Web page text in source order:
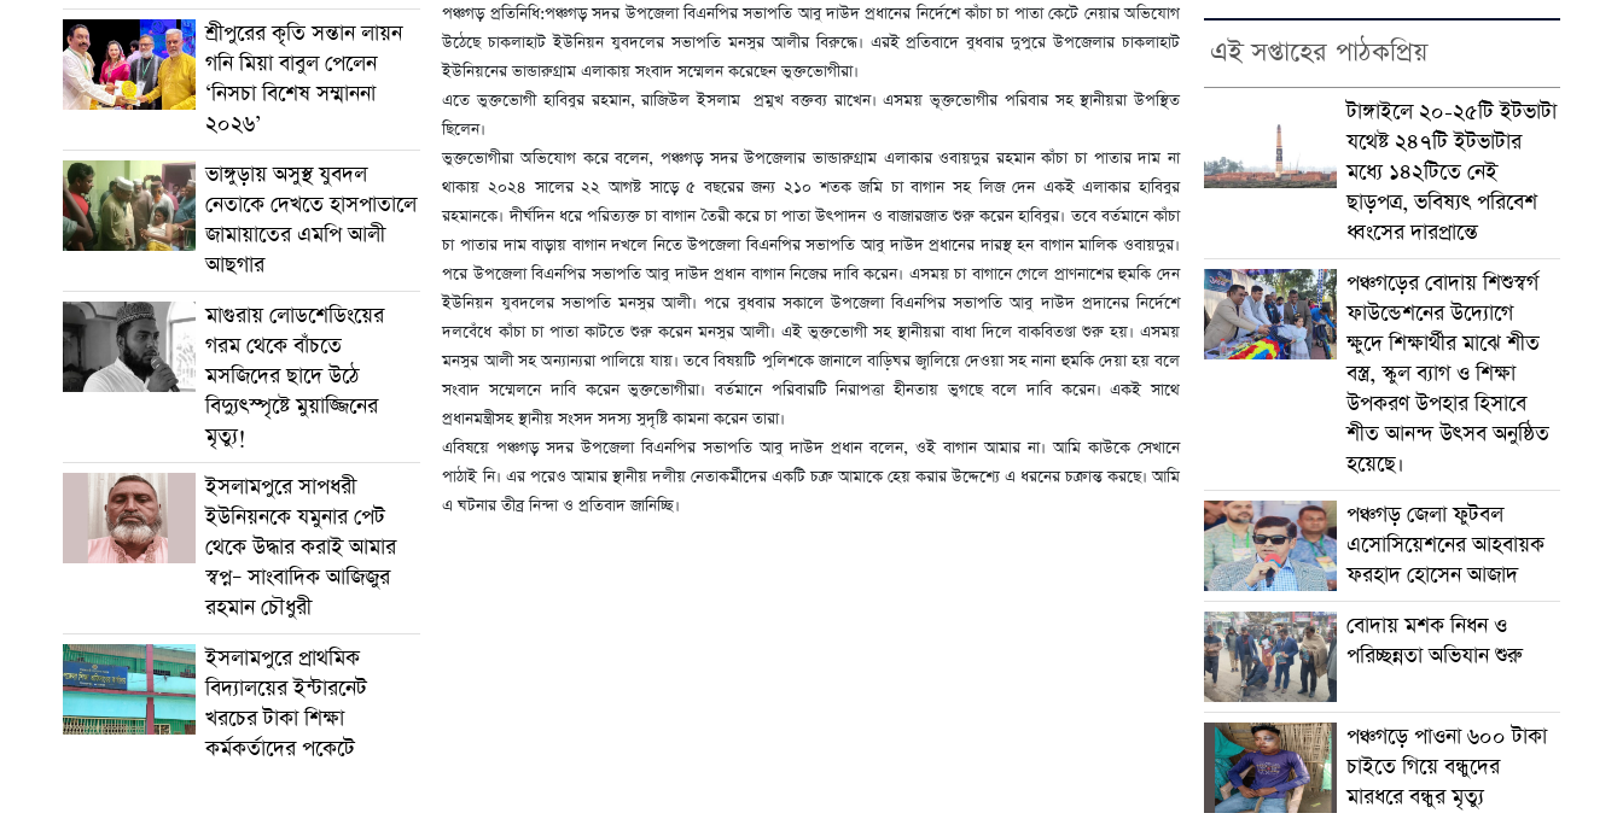
শ্রীপুরের কৃতি সন্তান লায়ন
গনি মিয়া বাবুল পেলেন
‘নিসচা বিশেষ সম্মাননা
২০২৬’
ভাঙ্গুড়ায় অসুস্থ যুবদল
নেতাকে দেখতে হাসপাতালে
জামায়াতের এমপি আলী
আছগার
মাগুরায় লোডশেডিংয়ের
গরম থেকে বাঁচতে
মসজিদের ছাদে উঠে
বিদ্যুৎস্পৃষ্টে মুয়াজ্জিনের
মৃত্যু!
ইসলামপুরে সাপধরী
ইউনিয়নকে যমুনার পেট
থেকে উদ্ধার করাই আমার
স্বপ্ন– সাংবাদিক আজিজুর
রহমান চৌধুরী
ইসলামপুরে প্রাথমিক
বিদ্যালয়ের ইন্টারনেট
খরচের টাকা শিক্ষা
কর্মকর্তাদের পকেটে
পঞ্চগড় প্রতিনিধি:পঞ্চগড় সদর উপজেলা বিএনপির সভাপতি আবু দাউদ প্রধানের নির্দেশে কাঁচা চা পাতা কেটে নেয়ার অভিযোগ
উঠেছে চাকলাহাট ইউনিয়ন যুবদলের সভাপতি মনসুর আলীর বিরুদ্ধে। এরই প্রতিবাদে বুধবার দুপুরে উপজেলার চাকলাহাট
ইউনিয়নের ভান্ডারুগ্রাম এলাকায় সংবাদ সম্মেলন করেছেন ভুক্তভোগীরা।
এতে ভুক্তভোগী হাবিবুর রহমান, রাজিউল ইসলাম প্রমুখ বক্তব্য রাখেন। এসময় ভূক্তভোগীর পরিবার সহ স্থানীয়রা উপস্থিত
ছিলেন।
ভুক্তভোগীরা অভিযোগ করে বলেন, পঞ্চগড় সদর উপজেলার ভান্ডারুগ্রাম এলাকার ওবায়দুর রহমান কাঁচা চা পাতার দাম না
থাকায় ২০২৪ সালের ২২ আগষ্ট সাড়ে ৫ বছরের জন্য ২১০ শতক জমি চা বাগান সহ লিজ দেন একই এলাকার হাবিবুর
রহমানকে। দীর্ঘদিন ধরে পরিত্যক্ত চা বাগান তৈরী করে চা পাতা উৎপাদন ও বাজারজাত শুরু করেন হাবিবুর। তবে বর্তমানে কাঁচা
চা পাতার দাম বাড়ায় বাগান দখলে নিতে উপজেলা বিএনপির সভাপতি আবু দাউদ প্রধানের দারস্থ হন বাগান মালিক ওবায়দুর।
পরে উপজেলা বিএনপির সভাপতি আবু দাউদ প্রধান বাগান নিজের দাবি করেন। এসময় চা বাগানে গেলে প্রাণনাশের হুমকি দেন
ইউনিয়ন যুবদলের সভাপতি মনসুর আলী। পরে বুধবার সকালে উপজেলা বিএনপির সভাপতি আবু দাউদ প্রদানের নির্দেশে
দলবেঁধে কাঁচা চা পাতা কাটতে শুরু করেন মনসুর আলী। এই ভুক্তভোগী সহ স্থানীয়রা বাধা দিলে বাকবিতণ্ডা শুরু হয়। এসময়
মনসুর আলী সহ অন্যান্যরা পালিয়ে যায়। তবে বিষয়টি পুলিশকে জানালে বাড়িঘর জ্বালিয়ে দেওয়া সহ নানা হুমকি দেয়া হয় বলে
সংবাদ সম্মেলনে দাবি করেন ভুক্তভোগীরা। বর্তমানে পরিবারটি নিরাপত্তা হীনতায় ভুগছে বলে দাবি করেন। একই সাথে
প্রধানমন্ত্রীসহ স্থানীয় সংসদ সদস্য সুদৃষ্টি কামনা করেন তারা।
এবিষয়ে পঞ্চগড় সদর উপজেলা বিএনপির সভাপতি আবু দাউদ প্রধান বলেন, ওই বাগান আমার না। আমি কাউকে সেখানে
পাঠাই নি। এর পরেও আমার স্থানীয় দলীয় নেতাকর্মীদের একটি চক্র আমাকে হেয় করার উদ্দেশ্যে এ ধরনের চক্রান্ত করছে। আমি
এ ঘটনার তীব্র নিন্দা ও প্রতিবাদ জানিচ্ছি।
এই সপ্তাহের পাঠকপ্রিয়
টাঙ্গাইলে ২০-২৫টি ইটভাটা
যথেষ্ট ২৪৭টি ইটভাটার
মধ্যে ১৪২টিতে নেই
ছাড়পত্র, ভবিষ্যৎ পরিবেশ
ধ্বংসের দারপ্রান্তে
পঞ্চগড়ের বোদায় শিশুস্বর্গ
ফাউন্ডেশনের উদ্যোগে
ক্ষুদে শিক্ষার্থীর মাঝে শীত
বস্ত্র, স্কুল ব্যাগ ও শিক্ষা
উপকরণ উপহার হিসাবে
শীত আনন্দ উৎসব অনুষ্ঠিত
হয়েছে।
পঞ্চগড় জেলা ফুটবল
এসোসিয়েশনের আহবায়ক
ফরহাদ হোসেন আজাদ
বোদায় মশক নিধন ও
পরিচ্ছন্নতা অভিযান শুরু
পঞ্চগড়ে পাওনা ৬০০ টাকা
চাইতে গিয়ে বন্ধুদের
মারধরে বন্ধুর মৃত্যু